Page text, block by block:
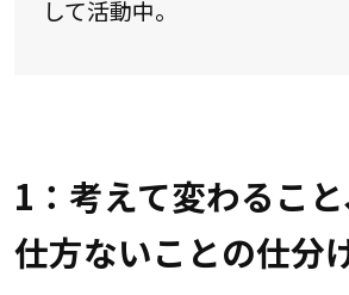
して活動中。
1：考えて変わるこ
仕方ないことの仕分